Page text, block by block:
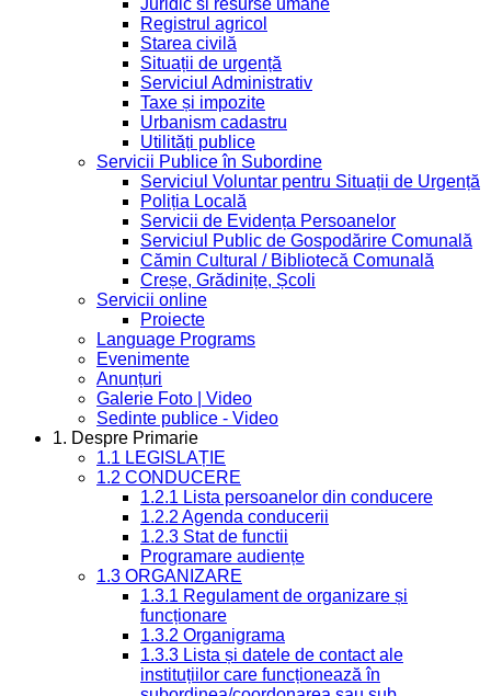
Registrul agricol
Starea civilă
Situații de urgență
Serviciul Administrativ
Taxe și impozite
Urbanism cadastru
Utilități publice
Servicii Publice în Subordine
Serviciul Voluntar pentru Situații de Urgență
Poliția Locală
Servicii de Evidența Persoanelor
Serviciul Public de Gospodărire Comunală
Cămin Cultural / Bibliotecă Comunală
Creșe, Grădinițe, Școli
Servicii online
Proiecte
Language Programs
Evenimente
Anunțuri
Galerie Foto | Video
Sedinte publice - Video
1. Despre Primarie
1.1 LEGISLAȚIE
1.2 CONDUCERE
1.2.1 Lista persoanelor din conducere
1.2.2 Agenda conducerii
1.2.3 Stat de functii
Programare audiențe
1.3 ORGANIZARE
1.3.1 Regulament de organizare și
funcționare
1.3.2 Organigrama
1.3.3 Lista și datele de contact ale
instituțiilor care funcționează în